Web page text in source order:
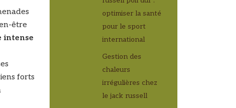
être
intense
forts
optimiser la santé
pour le sport
international
Gestion des
chaleurs
irrégulières chez
le jack russell